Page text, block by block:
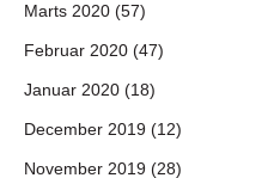
Marts 2020 (57)
Februar 2020 (47)
Januar 2020 (18)
December 2019 (12)
November 2019 (28)